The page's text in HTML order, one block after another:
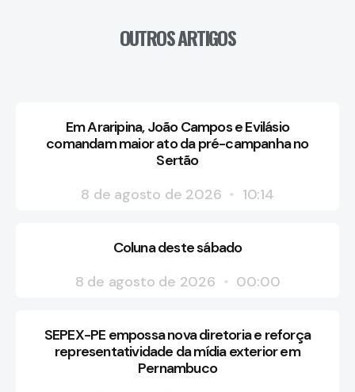
OUTROS ARTIGOS
Em Araripina, João Campos e Evilásio
comandam maior ato da pré-campanha no
Sertão
8 de agosto de 2026
10:14
Coluna deste sábado
8 de agosto de 2026
00:00
SEPEX-PE empossa nova diretoria e reforça
representatividade da mídia exterior em
Pernambuco